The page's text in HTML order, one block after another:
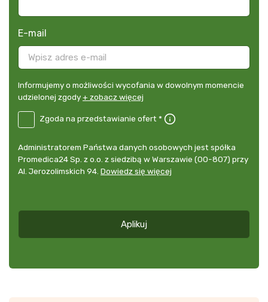
E-mail
Informujemy
o
wycofania
dowolnym
momencie
udzielonej
Informujemy o możliwości wycofania w dowolnym momencie
udzielonej zgody+ zobacz więcej
PL
przedstawianie
Zgoda na przedstawianie ofert *
Administrator
danych
osobowych
Administratorem Państwa danych osobowych jest spółka
Promedica24 Sp. z o.o. z siedzibą w Warszawie (00-807) przy
Al. Jerozolimskich 94. Dowiedz się więcej
Aplikuj